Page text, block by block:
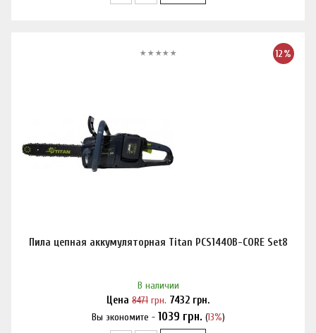
12%
Пила цепная аккумуляторная Titan PCS1440B-CORE Set8
В наличии
Цена 8471 грн. 7432 грн.
Вы экономите - 1039 грн. (13%)
Нашли дешевле?